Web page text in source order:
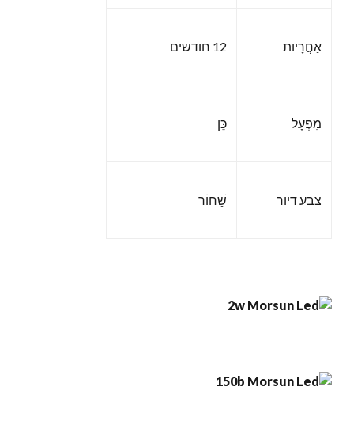
אַחֲרָיוּת 12 חודשים
מִפְעָל כֵּן
צבע דיור שָׁחוֹר